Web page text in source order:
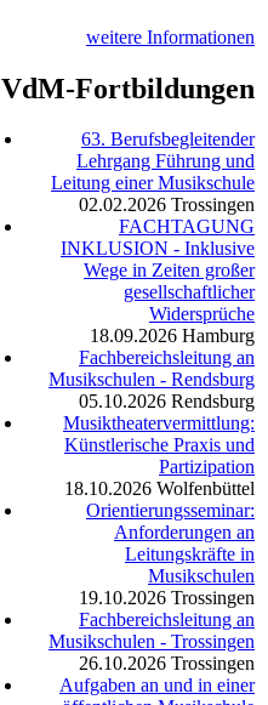
weitere Informationen
VdM-Fortbildungen
63. Berufsbegleitender
Lehrgang Führung und
Leitung einer Musikschule
02.02.2026 Trossingen
FACHTAGUNG
INKLUSION - Inklusive
Wege in Zeiten großer
gesellschaftlicher
Widersprüche
18.09.2026 Hamburg
Fachbereichsleitung an
Musikschulen - Rendsburg
05.10.2026 Rendsburg
Musiktheatervermittlung:
Künstlerische Praxis und
Partizipation
18.10.2026 Wolfenbüttel
Orientierungsseminar:
Anforderungen an
Leitungskräfte in
Musikschulen
19.10.2026 Trossingen
Fachbereichsleitung an
Musikschulen - Trossingen
26.10.2026 Trossingen
Aufgaben an und in einer